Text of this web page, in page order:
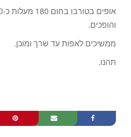
והופכים.
ממשיכים לאפות עד שרך ומוכן.
תהנו.